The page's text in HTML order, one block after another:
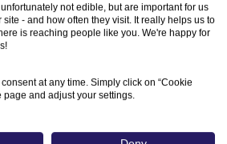
not edible, but are important for us
- and how often they visit. It really helps us to
is reaching people like you. We're happy for
at any time. Simply click on “Cookie
page and adjust your settings.